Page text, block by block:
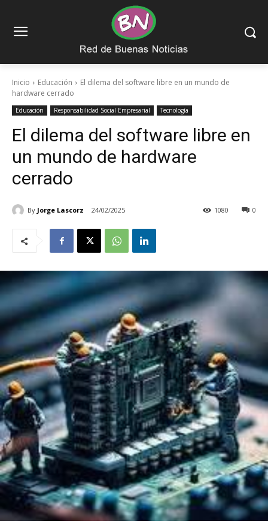
Inicio Educación
El dilema del software libre en un mundo de
hardware cerrado
Educación Responsabilidad Social Empresarial Tecnología
El dilema del software libre en
un mundo de hardware
cerrado
By Jorge Lascorz 24/02/2025 0
1080